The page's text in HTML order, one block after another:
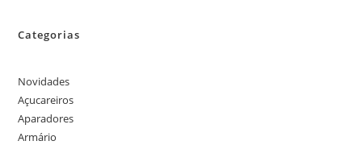
Categorias
Novidades
Açucareiros
Aparadores
Armário